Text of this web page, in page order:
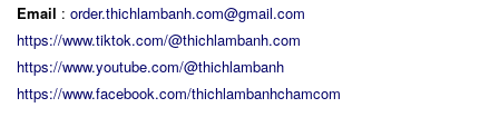
Email : order.thichlambanh.com@gmail.com
https://www.tiktok.com/@thichlambanh.com
https://www.youtube.com/@thichlambanh
https://www.facebook.com/thichlambanhchamcom